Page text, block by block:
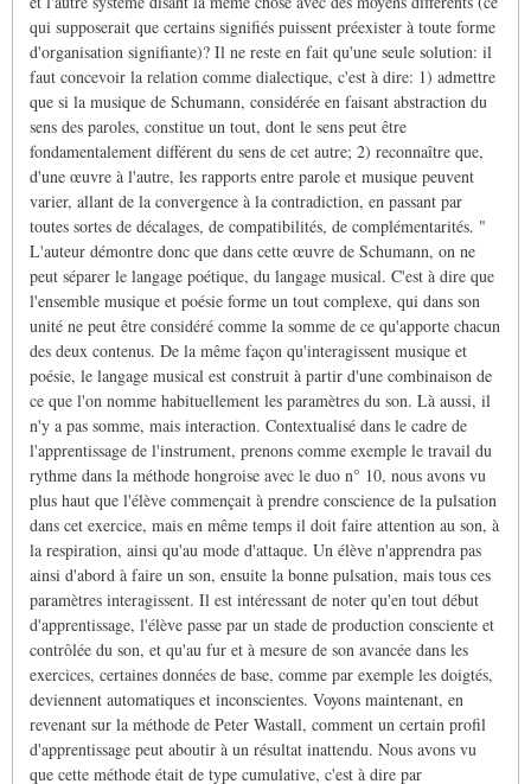
qui supposerait que certains signifiés puissent préexister à toute forme
d'organisation signifiante)? Il ne reste en fait qu'une seule solution: il
faut concevoir la relation comme dialectique, c'est à dire: 1) admettre
que si la musique de Schumann, considérée en faisant abstraction du
sens des paroles, constitue un tout, dont le sens peut être
fondamentalement différent du sens de cet autre; 2) reconnaître que,
d'une œuvre à l'autre, les rapports entre parole et musique peuvent
varier, allant de la convergence à la contradiction, en passant par
toutes sortes de décalages, de compatibilités, de complémentarités. "
L'auteur démontre donc que dans cette œuvre de Schumann, on ne
peut séparer le langage poétique, du langage musical. C'est à dire que
l'ensemble musique et poésie forme un tout complexe, qui dans son
unité ne peut être considéré comme la somme de ce qu'apporte chacun
des deux contenus. De la même façon qu'interagissent musique et
poésie, le langage musical est construit à partir d'une combinaison de
ce que l'on nomme habituellement les paramètres du son. Là aussi, il
n'y a pas somme, mais interaction. Contextualisé dans le cadre de
l'apprentissage de l'instrument, prenons comme exemple le travail du
rythme dans la méthode hongroise avec le duo n° 10, nous avons vu
plus haut que l'élève commençait à prendre conscience de la pulsation
dans cet exercice, mais en même temps il doit faire attention au son, à
la respiration, ainsi qu'au mode d'attaque. Un élève n'apprendra pas
ainsi d'abord à faire un son, ensuite la bonne pulsation, mais tous ces
paramètres interagissent. Il est intéressant de noter qu'en tout début
d'apprentissage, l'élève passe par un stade de production consciente et
contrôlée du son, et qu'au fur et à mesure de son avancée dans les
exercices, certaines données de base, comme par exemple les doigtés,
deviennent automatiques et inconscientes. Voyons maintenant, en
revenant sur la méthode de Peter Wastall, comment un certain profil
d'apprentissage peut aboutir à un résultat inattendu. Nous avons vu
que cette méthode était de type cumulative, c'est à dire par